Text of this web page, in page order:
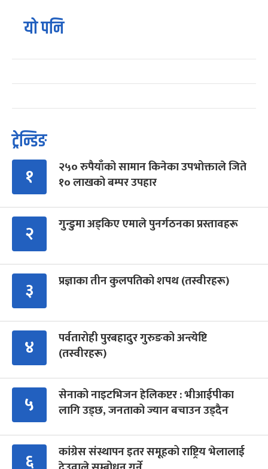
यो पनि
ट्रेन्डिङ
१
२५० रुपैयाँको सामान किनेका उपभोक्ताले जिते
१० लाखको बम्पर उपहार
२ गुन्डुमा अड्किए एमाले पुनर्गठनका प्रस्तावहरू
३ प्रज्ञाका तीन कुलपतिको शपथ (तस्वीरहरू)
४
पर्वतारोही पुरबहादुर गुरुङको अन्त्येष्टि
(तस्वीरहरू)
५
सेनाको नाइटभिजन हेलिकप्टर : भीआईपीका
लागि उड्छ, जनताको ज्यान बचाउन उड्दैन
६
कांग्रेस संस्थापन इतर समूहको राष्ट्रिय भेलालाई